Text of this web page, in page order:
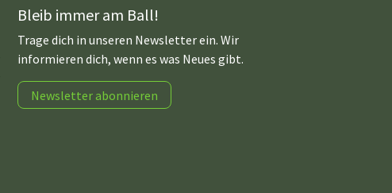
Bleib immer am Ball!
Trage dich in unseren Newsletter ein. Wir
informieren dich, wenn es was Neues gibt.
Newsletter abonnieren